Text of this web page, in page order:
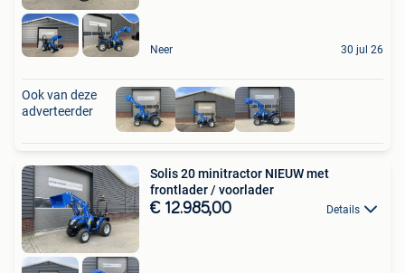
Neer 30 jul 26
Ook van deze
adverteerder
Solis 20 minitractor NIEUW met
frontlader / voorlader
€ 12.985,00 Details